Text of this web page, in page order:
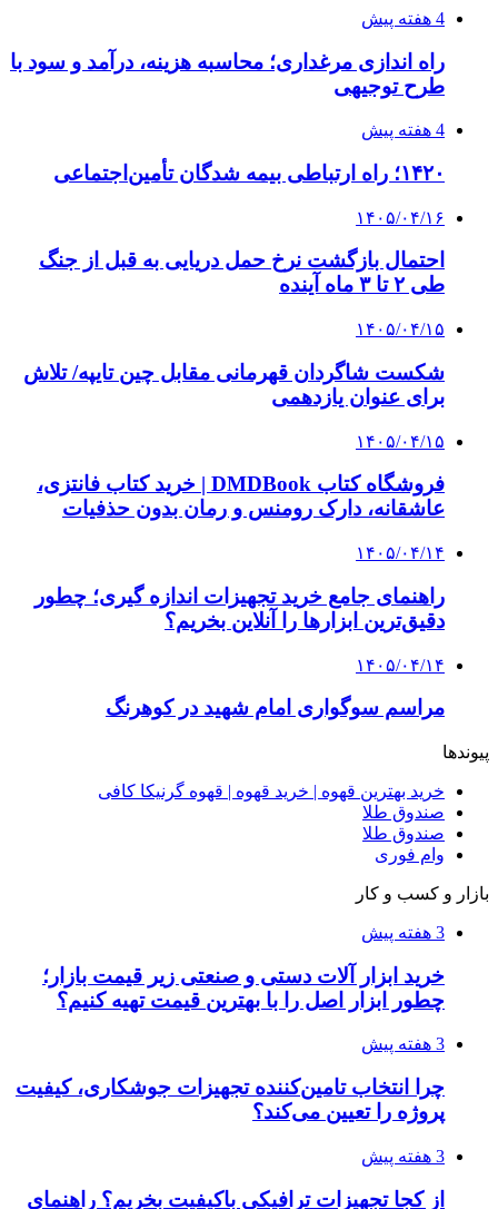
4 هفته پیش
راه اندازی مرغداری؛ محاسبه هزینه، درآمد و سود با
طرح توجیهی
4 هفته پیش
۱۴۲۰؛ راه ارتباطی بیمه شدگان تأمین‌اجتماعی
۱۴۰۵/۰۴/۱۶
احتمال بازگشت نرخ حمل دریایی به قبل از جنگ
طی ۲ تا ۳ ماه آینده
۱۴۰۵/۰۴/۱۵
شکست شاگردان قهرمانی مقابل چین تایپه/ تلاش
برای عنوان یازدهمی
۱۴۰۵/۰۴/۱۵
فروشگاه کتاب DMDBook | خرید کتاب فانتزی،
عاشقانه، دارک رومنس و رمان بدون حذفیات
۱۴۰۵/۰۴/۱۴
راهنمای جامع خرید تجهیزات اندازه گیری؛ چطور
دقیق‌ترین ابزارها را آنلاین بخریم؟
۱۴۰۵/۰۴/۱۴
مراسم سوگواری امام شهید در کوهرنگ
پیوندها
خرید بهترین قهوه | خرید قهوه | قهوه گرنیکا کافی
صندوق طلا
صندوق طلا
وام فوری
بازار و کسب و کار
3 هفته پیش
خرید ابزار آلات دستی و صنعتی زیر قیمت بازار؛
چطور ابزار اصل را با بهترین قیمت تهیه کنیم؟
3 هفته پیش
چرا انتخاب تامین‌کننده تجهیزات جوشکاری، کیفیت
پروژه را تعیین می‌کند؟
3 هفته پیش
از کجا تجهیزات ترافیکی باکیفیت بخریم؟ راهنمای